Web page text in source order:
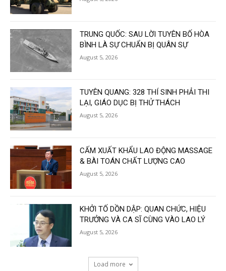
TRUNG QUỐC: SAU LỜI TUYÊN BỐ HÒA
BÌNH LÀ SỰ CHUẨN BỊ QUÂN SỰ
August 5, 2026
TUYÊN QUANG: 328 THÍ SINH PHẢI THI
LẠI, GIÁO DỤC BỊ THỬ THÁCH
August 5, 2026
CẤM XUẤT KHẨU LAO ĐỘNG MASSAGE
& BÀI TOÁN CHẤT LƯỢNG CAO
August 5, 2026
KHỞI TỐ DỒN DẬP: QUAN CHỨC, HIỆU
TRƯỞNG VÀ CA SĨ CÙNG VÀO LAO LÝ
August 5, 2026
Load more